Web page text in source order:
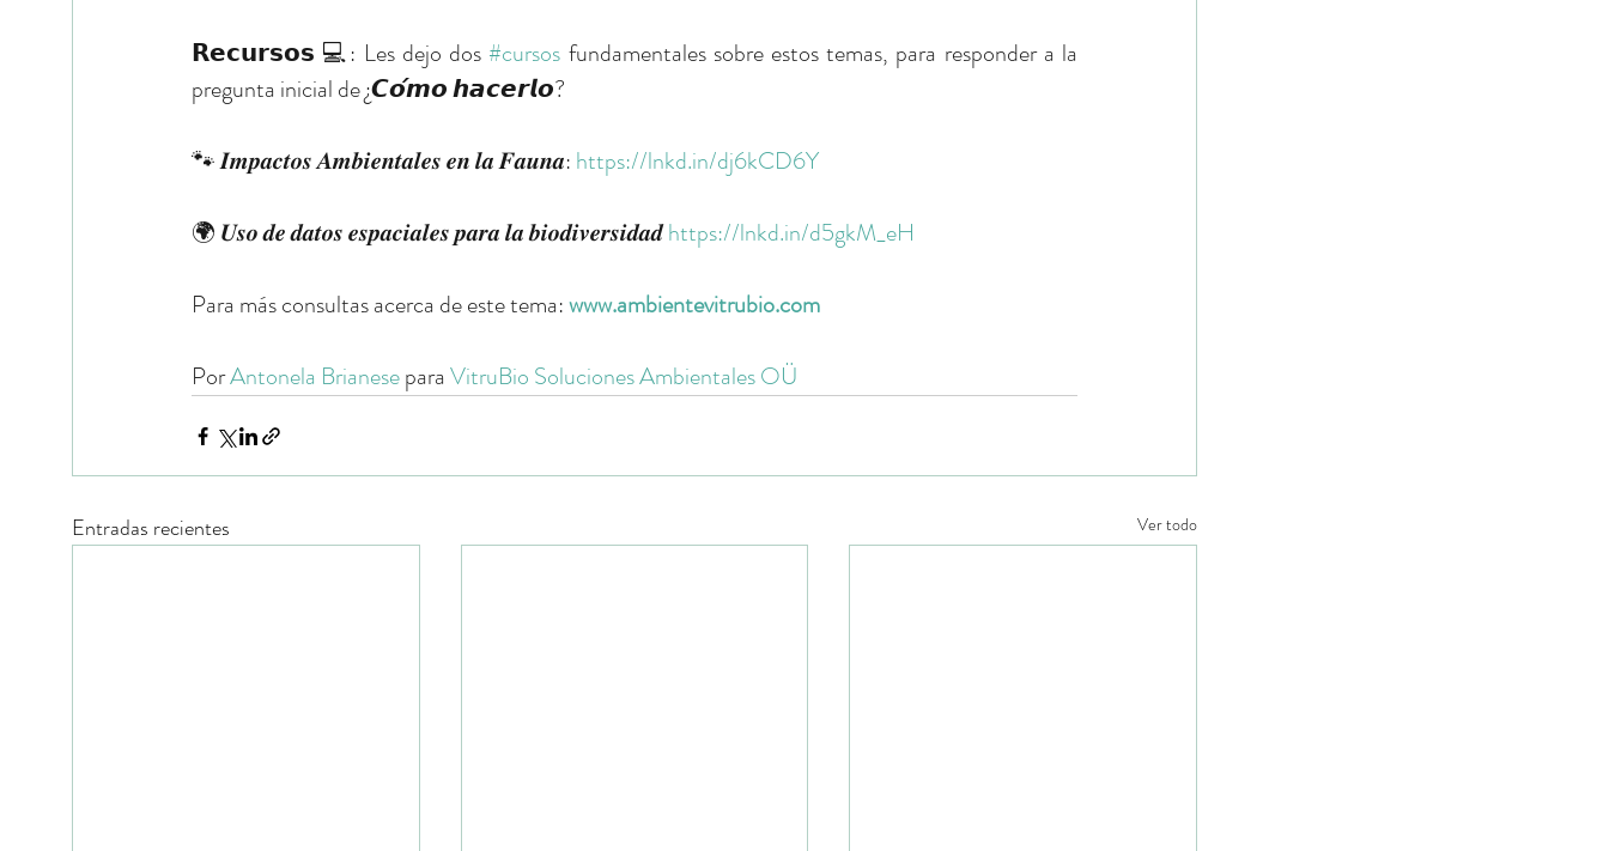
𝗥𝗲𝗰𝘂𝗿𝘀𝗼𝘀 💻: Les dejo dos #cursos fundamentales sobre estos temas, para responder a la
pregunta inicial de ¿𝘾𝙤́𝙢𝙤 𝙝𝙖𝙘𝙚𝙧𝙡𝙤?
🐾 𝑰𝒎𝒑𝒂𝒄𝒕𝒐𝒔 𝑨𝒎𝒃𝒊𝒆𝒏𝒕𝒂𝒍𝒆𝒔 𝒆𝒏 𝒍𝒂 𝑭𝒂𝒖𝒏𝒂: https://lnkd.in/dj6kCD6Y
🌍 𝑼𝒔𝒐 𝒅𝒆 𝒅𝒂𝒕𝒐𝒔 𝒆𝒔𝒑𝒂𝒄𝒊𝒂𝒍𝒆𝒔 𝒑𝒂𝒓𝒂 𝒍𝒂 𝒃𝒊𝒐𝒅𝒊𝒗𝒆𝒓𝒔𝒊𝒅𝒂𝒅 https://lnkd.in/d5gkM_eH
Para más consultas acerca de este tema: www.ambientevitrubio.com
Por Antonela Brianese para VitruBio Soluciones Ambientales OÜ
Entradas recientes Ver todo